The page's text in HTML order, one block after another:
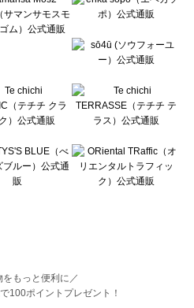
をもっと便利に／
100ポイントプレゼント！